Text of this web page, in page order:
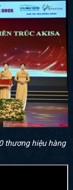
thương hiệu hàng